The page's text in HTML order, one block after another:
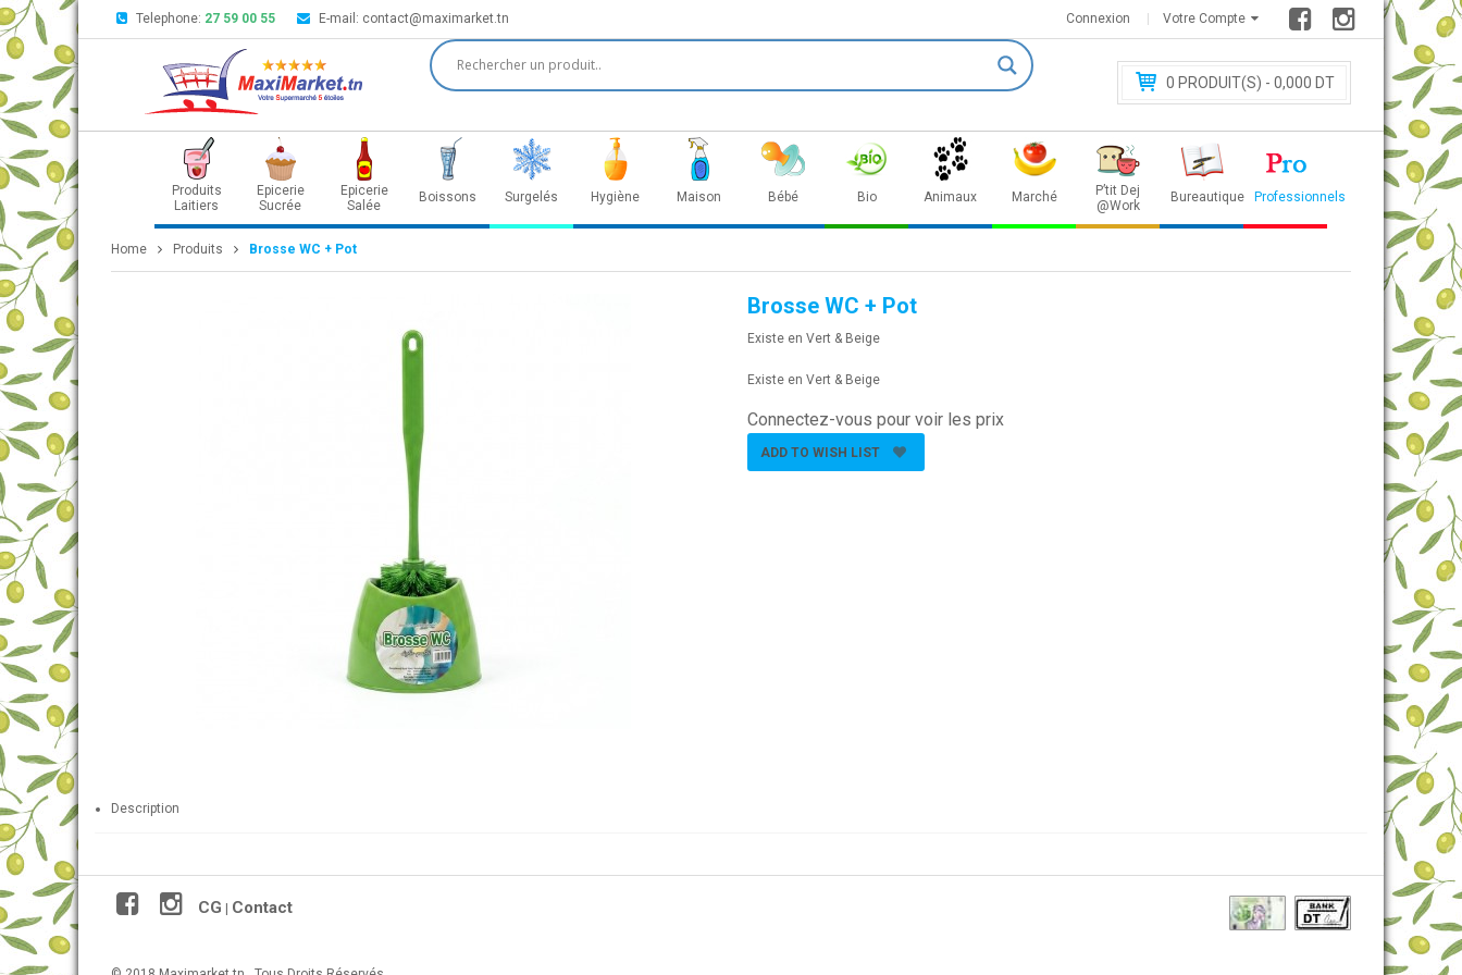
Telephone: 27 59 00 55 E-mail: contact@maximarket.tn Votre Compte
Connexion
0 PRODUIT(S) - 0,000 DT
Produits
Laitiers
Epicerie
Sucrée
Epicerie
Salée
Boissons Surgelés Hygiène Maison Bébé Bio Animaux Marché
P’tit Dej
@Work
Bureautique Professionnels
Home Produits Brosse WC + Pot
Brosse WC + Pot
Existe en Vert & Beige
Existe en Vert & Beige
Connectez-vous pour voir les prix
ADD TO WISH LIST
Description
CG Contact